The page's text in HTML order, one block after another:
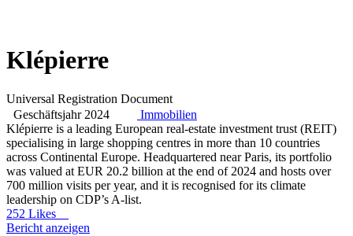
Klépierre
Universal Registration Document
Geschäftsjahr 2024
Immobilien
Klépierre is a leading European real-estate investment trust (REIT)
specialising in large shopping centres in more than 10 countries
across Continental Europe. Headquartered near Paris, its portfolio
was valued at EUR 20.2 billion at the end of 2024 and hosts over
700 million visits per year, and it is recognised for its climate
leadership on CDP’s A-list.
252 Likes
Bericht anzeigen